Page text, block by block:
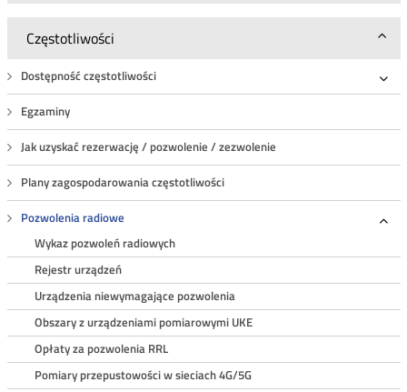
Częstotliwości
Dostępność częstotliwości
Egzaminy
Jak uzyskać rezerwację / pozwolenie / zezwolenie
Plany zagospodarowania częstotliwości
Pozwolenia radiowe
Wykaz pozwoleń radiowych
Rejestr urządzeń
Urządzenia niewymagające pozwolenia
Obszary z urządzeniami pomiarowymi UKE
Opłaty za pozwolenia RRL
Pomiary przepustowości w sieciach 4G/5G